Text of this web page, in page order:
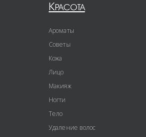
Красота
Ароматы
Советы
Кожа
Лицо
Макияж
Ногти
Тело
Удаление волос